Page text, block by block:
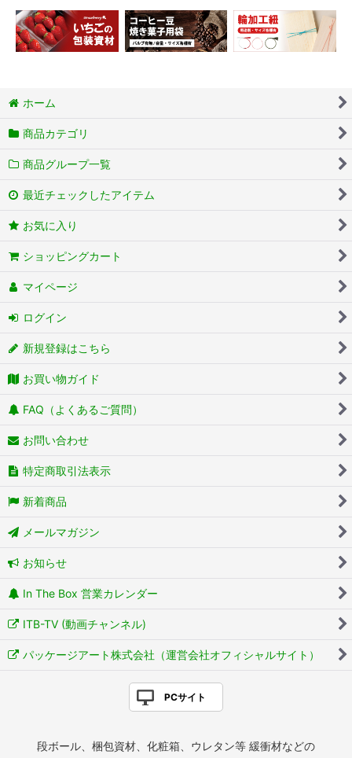
ホーム
商品カテゴリ
商品グループ一覧
最近チェックしたアイテム
お気に入り
ショッピングカート
マイページ
ログイン
新規登録はこちら
お買い物ガイド
FAQ（よくあるご質問）
お問い合わせ
特定商取引法表示
新着商品
メールマガジン
お知らせ
In The Box 営業カレンダー
ITB-TV (動画チャンネル)
パッケージアート株式会社（運営会社オフィシャルサイト）
PCサイト
段ボール、梱包資材、化粧箱、ウレタン等 緩衝材などの